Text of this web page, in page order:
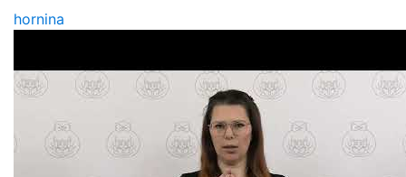
hornina